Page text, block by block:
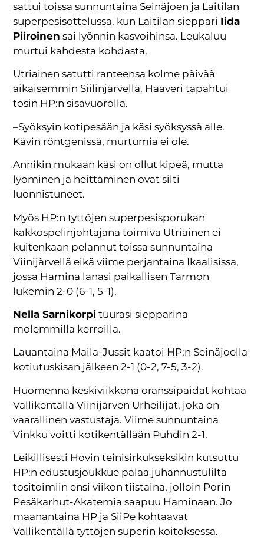
sattui toissa sunnuntaina Seinäjoen ja Laitilan
superpesisottelussa, kun Laitilan sieppari Iida
Piiroinen sai lyönnin kasvoihinsa. Leukaluu
murtui kahdesta kohdasta.
Utriainen satutti ranteensa kolme päivää
aikaisemmin Siilinjärvellä. Haaveri tapahtui
tosin HP:n sisävuorolla.
–Syöksyin kotipesään ja käsi syöksyssä alle.
Kävin röntgenissä, murtumia ei ole.
Annikin mukaan käsi on ollut kipeä, mutta
lyöminen ja heittäminen ovat silti
luonnistuneet.
Myös HP:n tyttöjen superpesisporukan
kakkospelinjohtajana toimiva Utriainen ei
kuitenkaan pelannut toissa sunnuntaina
Viinijärvellä eikä viime perjantaina Ikaalisissa,
jossa Hamina lanasi paikallisen Tarmon
lukemin 2-0 (6-1, 5-1).
Nella Sarnikorpi tuurasi siepparina
molemmilla kerroilla.
Lauantaina Maila-Jussit kaatoi HP:n Seinäjoella
kotiutuskisan jälkeen 2-1 (0-2, 7-5, 3-2).
Huomenna keskiviikkona oranssipaidat kohtaa
Vallikentällä Viinijärven Urheilijat, joka on
vaarallinen vastustaja. Viime sunnuntaina
Vinkku voitti kotikentällään Puhdin 2-1.
Leikillisesti Hovin teinisirkukseksikin kutsuttu
HP:n edustusjoukkue palaa juhannustulilta
tositoimiin ensi viikon tiistaina, jolloin Porin
Pesäkarhut-Akatemia saapuu Haminaan. Jo
maanantaina HP ja SiiPe kohtaavat
Vallikentällä tyttöjen superin koitoksessa.